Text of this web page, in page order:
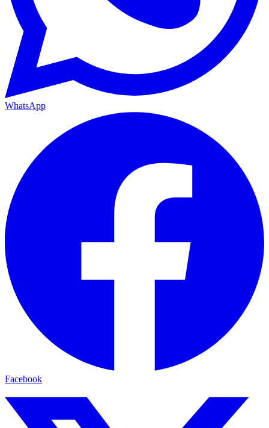
WhatsApp
Facebook